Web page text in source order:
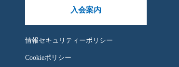
入会案内
情報セキュリティーポリシー
Cookieポリシー